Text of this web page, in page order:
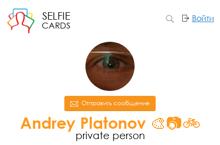
SELFIE
CARDS
Войти
Отправить сообщение
Andrey Platonov 🎨📷🚲
private person